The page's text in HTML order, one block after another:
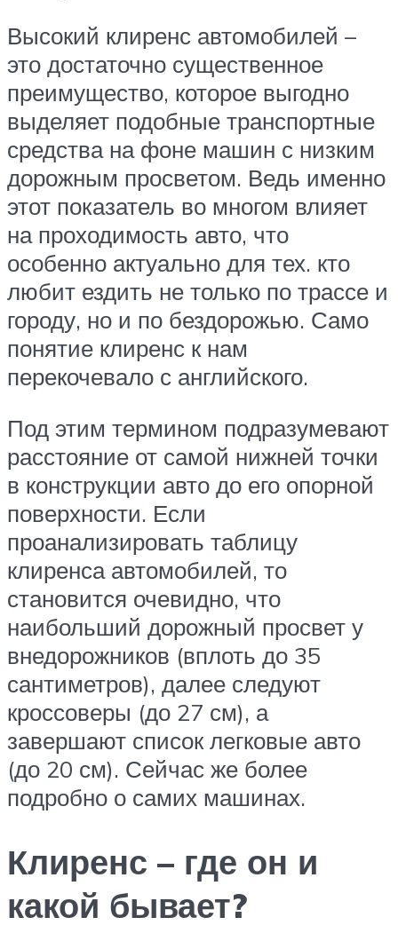
Высокий клиренс автомобилей –
это достаточно существенное
преимущество, которое выгодно
выделяет подобные транспортные
средства на фоне машин с низким
дорожным просветом. Ведь именно
этот показатель во многом влияет
на проходимость авто, что
особенно актуально для тех. кто
любит ездить не только по трассе и
городу, но и по бездорожью. Само
понятие клиренс к нам
перекочевало с английского.
Под этим термином подразумевают
расстояние от самой нижней точки
в конструкции авто до его опорной
поверхности. Если
проанализировать таблицу
клиренса автомобилей, то
становится очевидно, что
наибольший дорожный просвет у
внедорожников (вплоть до 35
сантиметров), далее следуют
кроссоверы (до 27 см), а
завершают список легковые авто
(до 20 см). Сейчас же более
подробно о самих машинах.
Клиренс – где он и
какой бывает?